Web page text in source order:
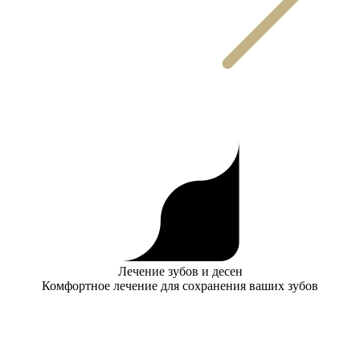
Лечение зубов и десен
Комфортное лечение для сохранения ваших зубов